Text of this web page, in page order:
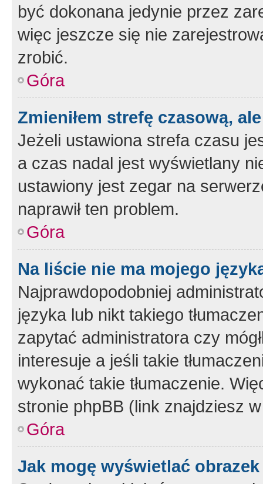
być dokonana jedynie przez
więc jeszcze się nie
zrobić.
Góra
Zmieniłem strefę czasową,
Jeżeli ustawiona strefa czasu
a czas nadal jest wyświetlany
ustawiony jest zegar na
naprawił ten problem.
Góra
Na liście nie ma mojego
Najprawdopodobniej
języka lub nikt takiego
zapytać administratora czy
interesuje a jeśli takie
wykonać takie tłumaczenie.
stronie phpBB (link znajdziesz
Góra
Jak mogę wyświetlać